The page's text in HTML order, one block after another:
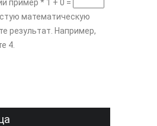
пример * 1 + 0 =
математическую
результат. Например,
4.